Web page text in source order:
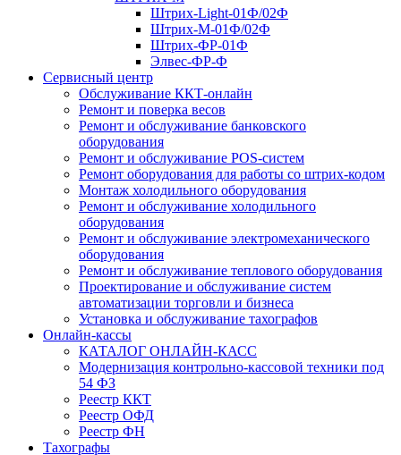
Штрих-Light-01Ф/02Ф
Штрих-М-01Ф/02Ф
Штрих-ФР-01Ф
Элвес-ФР-Ф
Сервисный центр
Обслуживание ККТ-онлайн
Ремонт и поверка весов
Ремонт и обслуживание банковского
оборудования
Ремонт и обслуживание POS-систем
Ремонт оборудования для работы со штрих-кодом
Монтаж холодильного оборудования
Ремонт и обслуживание холодильного
оборудования
Ремонт и обслуживание электромеханического
оборудования
Ремонт и обслуживание теплового оборудования
Проектирование и обслуживание систем
автоматизации торговли и бизнеса
Установка и обслуживание тахографов
Онлайн-кассы
КАТАЛОГ ОНЛАЙН-КАСС
Модернизация контрольно-кассовой техники под
54 ФЗ
Реестр ККТ
Реестр ОФД
Реестр ФН
Тахографы